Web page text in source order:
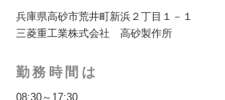
兵庫県高砂市荒井町新浜２丁目１－１
三菱重工業株式会社 高砂製作所
勤務時間は
08:30～17:30